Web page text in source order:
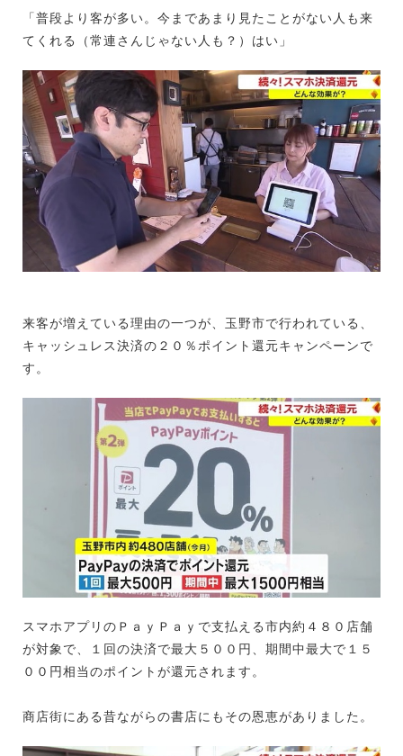
「普段より客が多い。今まであまり見たことがない人も来
てくれる（常連さんじゃない人も？）はい」
来客が増えている理由の一つが、玉野市で行われている、
キャッシュレス決済の２０％ポイント還元キャンペーンで
す。
スマホアプリのＰａｙＰａｙで支払える市内約４８０店舗
が対象で、１回の決済で最大５００円、期間中最大で１５
００円相当のポイントが還元されます。
商店街にある昔ながらの書店にもその恩恵がありました。